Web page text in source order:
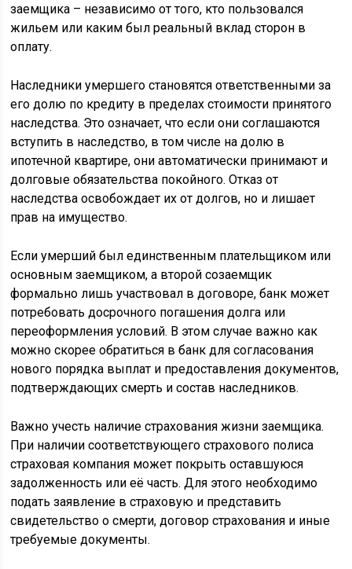
заемщика – независимо от того, кто пользовался
жильем или каким был реальный вклад сторон в
оплату.
Наследники умершего становятся ответственными за
его долю по кредиту в пределах стоимости принятого
наследства. Это означает, что если они соглашаются
вступить в наследство, в том числе на долю в
ипотечной квартире, они автоматически принимают и
долговые обязательства покойного. Отказ от
наследства освобождает их от долгов, но и лишает
прав на имущество.
Если умерший был единственным плательщиком или
основным заемщиком, а второй созаемщик
формально лишь участвовал в договоре, банк может
потребовать досрочного погашения долга или
переоформления условий. В этом случае важно как
можно скорее обратиться в банк для согласования
нового порядка выплат и предоставления документов,
подтверждающих смерть и состав наследников.
Важно учесть наличие страхования жизни заемщика.
При наличии соответствующего страхового полиса
страховая компания может покрыть оставшуюся
задолженность или её часть. Для этого необходимо
подать заявление в страховую и представить
свидетельство о смерти, договор страхования и иные
требуемые документы.